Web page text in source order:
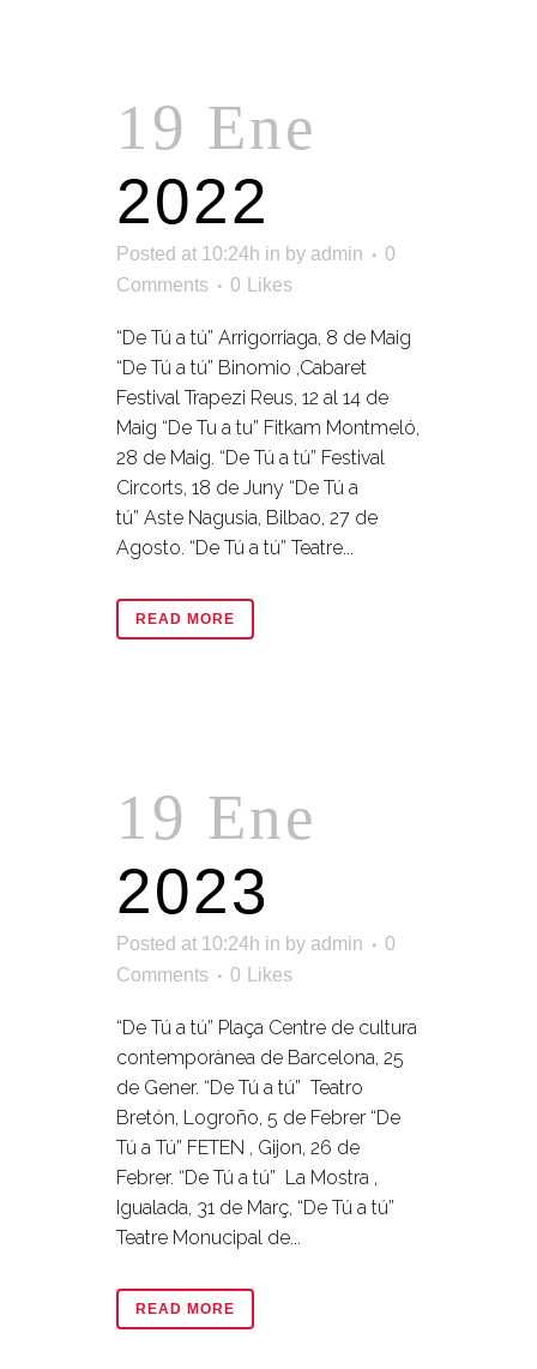
19 Ene
2022
Posted at 10:24h in by admin
0
Comments
0 Likes
“De Tú a tú” Arrigorriaga, 8 de Maig
“De Tú a tú” Binomio ,Cabaret
Festival Trapezi Reus, 12 al 14 de
Maig “De Tu a tu” Fitkam Montmeló,
28 de Maig. “De Tú a tú” Festival
Circorts, 18 de Juny “De Tú a
tú” Aste Nagusia, Bilbao, 27 de
Agosto. “De Tú a tú” Teatre...
READ MORE
19 Ene
2023
Posted at 10:24h in by admin
0
Comments
0 Likes
“De Tú a tú” Plaça Centre de cultura
contemporànea de Barcelona, 25
de Gener. “De Tú a tú” Teatro
Bretón, Logroño, 5 de Febrer “De
Tú a Tú” FETEN , Gijon, 26 de
Febrer. “De Tú a tú” La Mostra ,
Igualada, 31 de Març, “De Tú a tú”
Teatre Monucipal de...
READ MORE